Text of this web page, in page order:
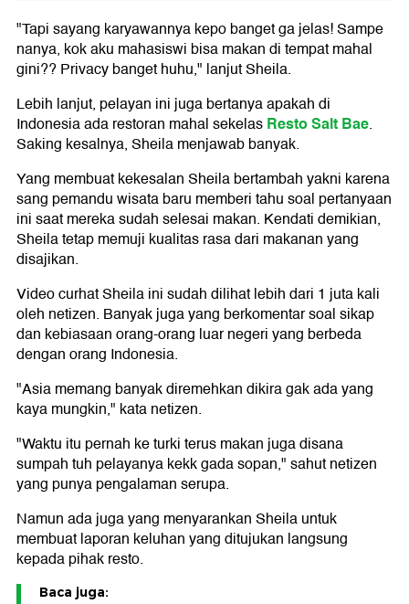
"Tapi sayang karyawannya kepo banget ga jelas! Sampe
nanya, kok aku mahasiswi bisa makan di tempat mahal
gini?? Privacy banget huhu," lanjut Sheila.
Lebih lanjut, pelayan ini juga bertanya apakah di
Indonesia ada restoran mahal sekelasResto Salt Bae.
Saking kesalnya, Sheila menjawab banyak.
Yang membuat kekesalan Sheila bertambah yakni karena
sang pemandu wisata baru memberi tahu soal pertanyaan
ini saat mereka sudah selesai makan. Kendati demikian,
Sheila tetap memuji kualitas rasa dari makanan yang
disajikan.
Video curhat Sheila ini sudah dilihat lebih dari 1 juta kali
oleh netizen. Banyak juga yang berkomentar soal sikap
dan kebiasaan orang-orang luar negeri yang berbeda
dengan orang Indonesia.
"Asia memang banyak diremehkan dikira gak ada yang
kaya mungkin," kata netizen.
"Waktu itu pernah ke turki terus makan juga disana
sumpah tuh pelayanya kekk gada sopan," sahut netizen
yang punya pengalaman serupa.
Namun ada juga yang menyarankan Sheila untuk
membuat laporan keluhan yang ditujukan langsung
kepada pihak resto.
Baca juga: